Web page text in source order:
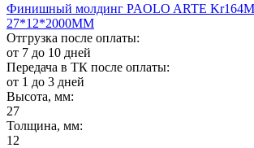
Финишный молдинг PAOLO ARTE Kr164M
27*12*2000ММ
Отгрузка после оплаты:
от 7 до 10 дней
Передача в ТК после оплаты:
от 1 до 3 дней
Высота, мм:
27
Толщина, мм:
12